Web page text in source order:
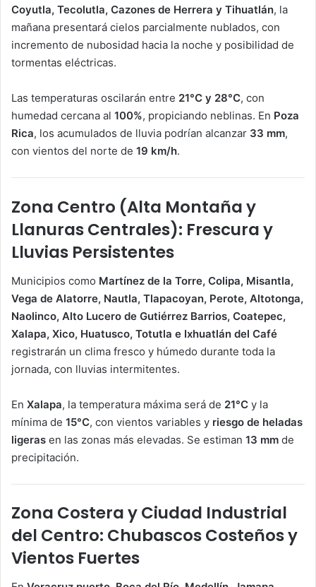
Coyutla, Tecolutla, Cazones de Herrera y Tihuatlán, la
mañana presentará cielos parcialmente nublados, con
incremento de nubosidad hacia la noche y posibilidad de
tormentas eléctricas.
Las temperaturas oscilarán entre 21°C y 28°C, con
humedad cercana al 100%, propiciando neblinas. En Poza
Rica, los acumulados de lluvia podrían alcanzar 33 mm,
con vientos del norte de 19 km/h.
Zona Centro (Alta Montaña y
Llanuras Centrales): Frescura y
Lluvias Persistentes
Municipios como Martínez de la Torre, Colipa, Misantla,
Vega de Alatorre, Nautla, Tlapacoyan, Perote, Altotonga,
Naolinco, Alto Lucero de Gutiérrez Barrios, Coatepec,
Xalapa, Xico, Huatusco, Totutla e Ixhuatlán del Café
registrarán un clima fresco y húmedo durante toda la
jornada, con lluvias intermitentes.
En Xalapa, la temperatura máxima será de 21°C y la
mínima de 15°C, con vientos variables y riesgo de heladas
ligeras en las zonas más elevadas. Se estiman 13 mm de
precipitación.
Zona Costera y Ciudad Industrial
del Centro: Chubascos Costeños y
Vientos Fuertes